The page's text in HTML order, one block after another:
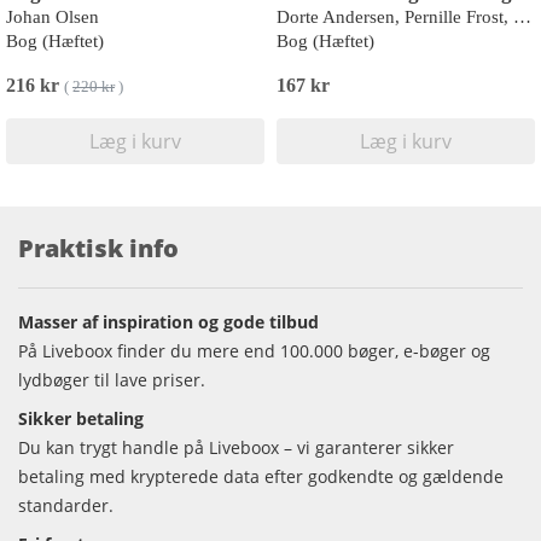
Johan Olsen
Bog (Hæftet)
216 kr ( 220 kr)
Læg i kurv
Dorte Andersen, Pernille Frost, Michael Petersen
Bog (Hæftet)
167 kr
Læg i kurv
Praktisk info
Masser af inspiration og gode tilbud
På Liveboox finder du mere end 100.000 bøger, e-bøger og
lydbøger til lave priser.
Sikker betaling
Du kan trygt handle på Liveboox – vi garanterer sikker
betaling med krypterede data efter godkendte og gældende
standarder.